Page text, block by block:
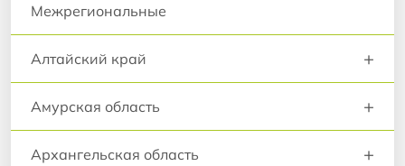
Межрегиональные
Алтайский край +
Амурская область +
Архангельская область +